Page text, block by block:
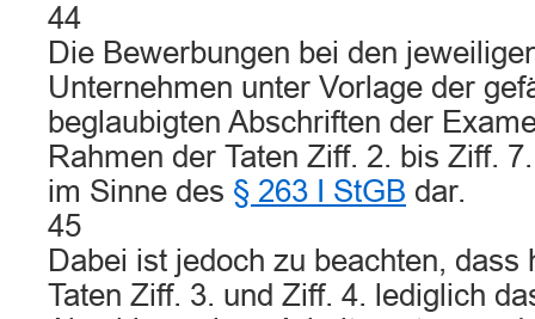
44
Die Bewerbungen bei den
Unternehmen unter Vorlage der
beglaubigten Abschriften der
Rahmen der Taten Ziff. 2. bis Ziff.
im Sinne des § 263 I StGB dar.
45
Dabei ist jedoch zu beachten, dass
Taten Ziff. 3. und Ziff. 4. lediglich